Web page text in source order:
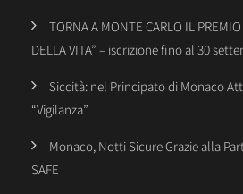
TORNA A MONTE CARLO IL
DELLA VITA” – iscrizione fino al 30
Siccità: nel Principato di Monaco
“Vigilanza”
Monaco, Notti Sicure Grazie alla
SAFE